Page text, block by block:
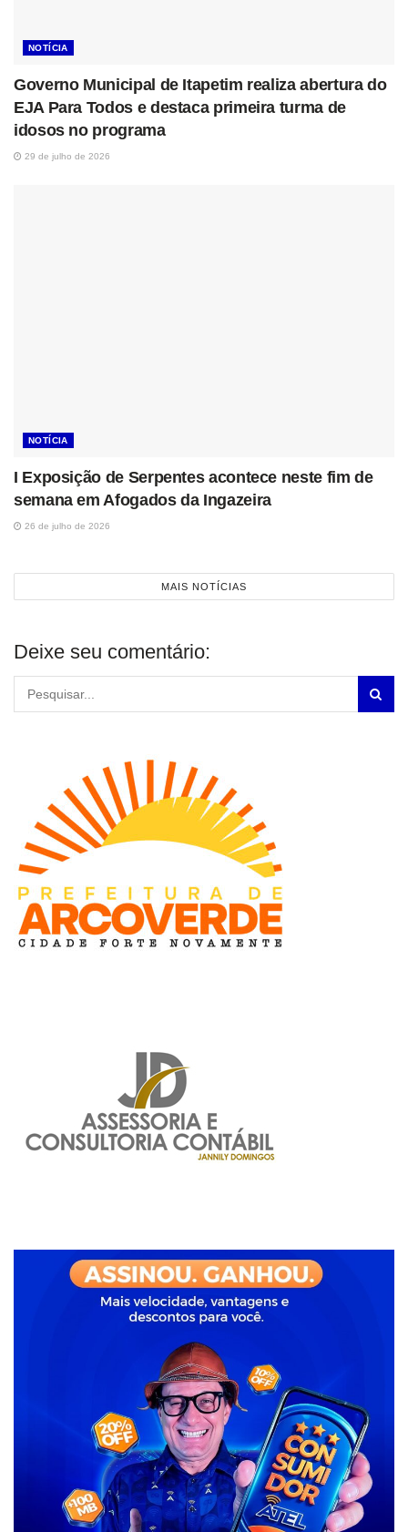
NOTÍCIA
Governo Municipal de Itapetim realiza abertura do
EJA Para Todos e destaca primeira turma de
idosos no programa
29 de julho de 2026
NOTÍCIA
I Exposição de Serpentes acontece neste fim de
semana em Afogados da Ingazeira
26 de julho de 2026
MAIS NOTÍCIAS
Deixe seu comentário: